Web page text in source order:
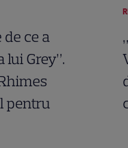
ce a
Grey”.
pentru